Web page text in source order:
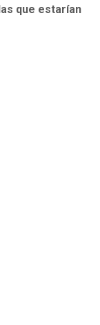
que estarían